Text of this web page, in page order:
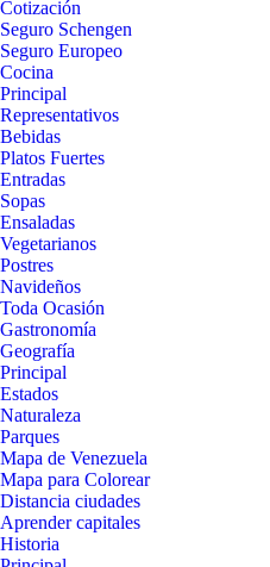
Cotización
Seguro Schengen
Seguro Europeo
Cocina
Principal
Representativos
Bebidas
Platos Fuertes
Entradas
Sopas
Ensaladas
Vegetarianos
Postres
Navideños
Toda Ocasión
Gastronomía
Geografía
Principal
Estados
Naturaleza
Parques
Mapa de Venezuela
Mapa para Colorear
Distancia ciudades
Aprender capitales
Historia